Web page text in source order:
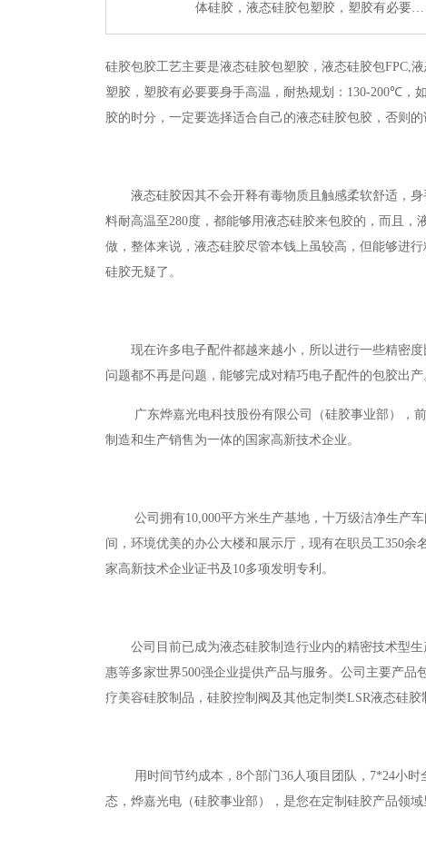
体硅胶，液态硅胶包塑胶，塑胶有必要…
硅胶包胶工艺主要是液态硅胶包塑胶，液态硅胶包FPC,
塑胶，塑胶有必要要身手高温，耐热规划： 130-200℃ ，
胶的时分，一定要选择适合自己的液态硅胶包胶，否则的
液态硅胶因其不会开释有毒物质且触感柔软舒适，
料耐高温至280度，都能够用液态硅胶来包胶的，而且，
做，整体来说，液态硅胶尽管本钱上虽较高，但能够进
硅胶无疑了。
现在许多电子配件都越来越小，所以进行一些精密
问题都不再是问题，能够完成对精巧电子配件的包胶出产
广东烨嘉光电科技股份有限公司（硅胶事业部），前
制造和生产销售为一体的国家高新技术企业。
公司拥有10,000平方米生产基地，十万级洁净生产车
间，环境优美的办公大楼和展示厅，现有在职员工350余
家高新技术企业证书及10多项发明专利。
公司目前已成为液态硅胶制造行业内的精密技术型生
惠等多家世界500强企业提供产品与服务。公司主要产
疗美容硅胶制品，硅胶控制阀及其他定制类LSR液态硅胶
用时间节约成本，8个部门36人项目团队，7*24小时
态，烨嘉光电（硅胶事业部），是您在定制硅胶产品领域